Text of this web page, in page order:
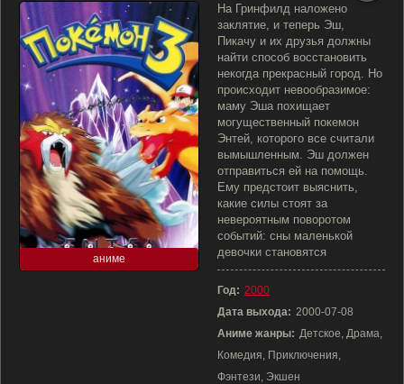
аниме
На Гринфилд наложено
заклятие, и теперь Эш,
Пикачу и их друзья должны
найти способ восстановить
некогда прекрасный город. Но
происходит невообразимое:
маму Эша похищает
могущественный покемон
Энтей, которого все считали
вымышленным. Эш должен
отправиться ей на помощь.
Ему предстоит выяснить,
какие силы стоят за
невероятным поворотом
событий: сны маленькой
девочки становятся
Год: 2000
Дата выхода: 2000-07-08
Аниме жанры: Детское, Драма,
Комедия, Приключения,
Фэнтези, Экшен